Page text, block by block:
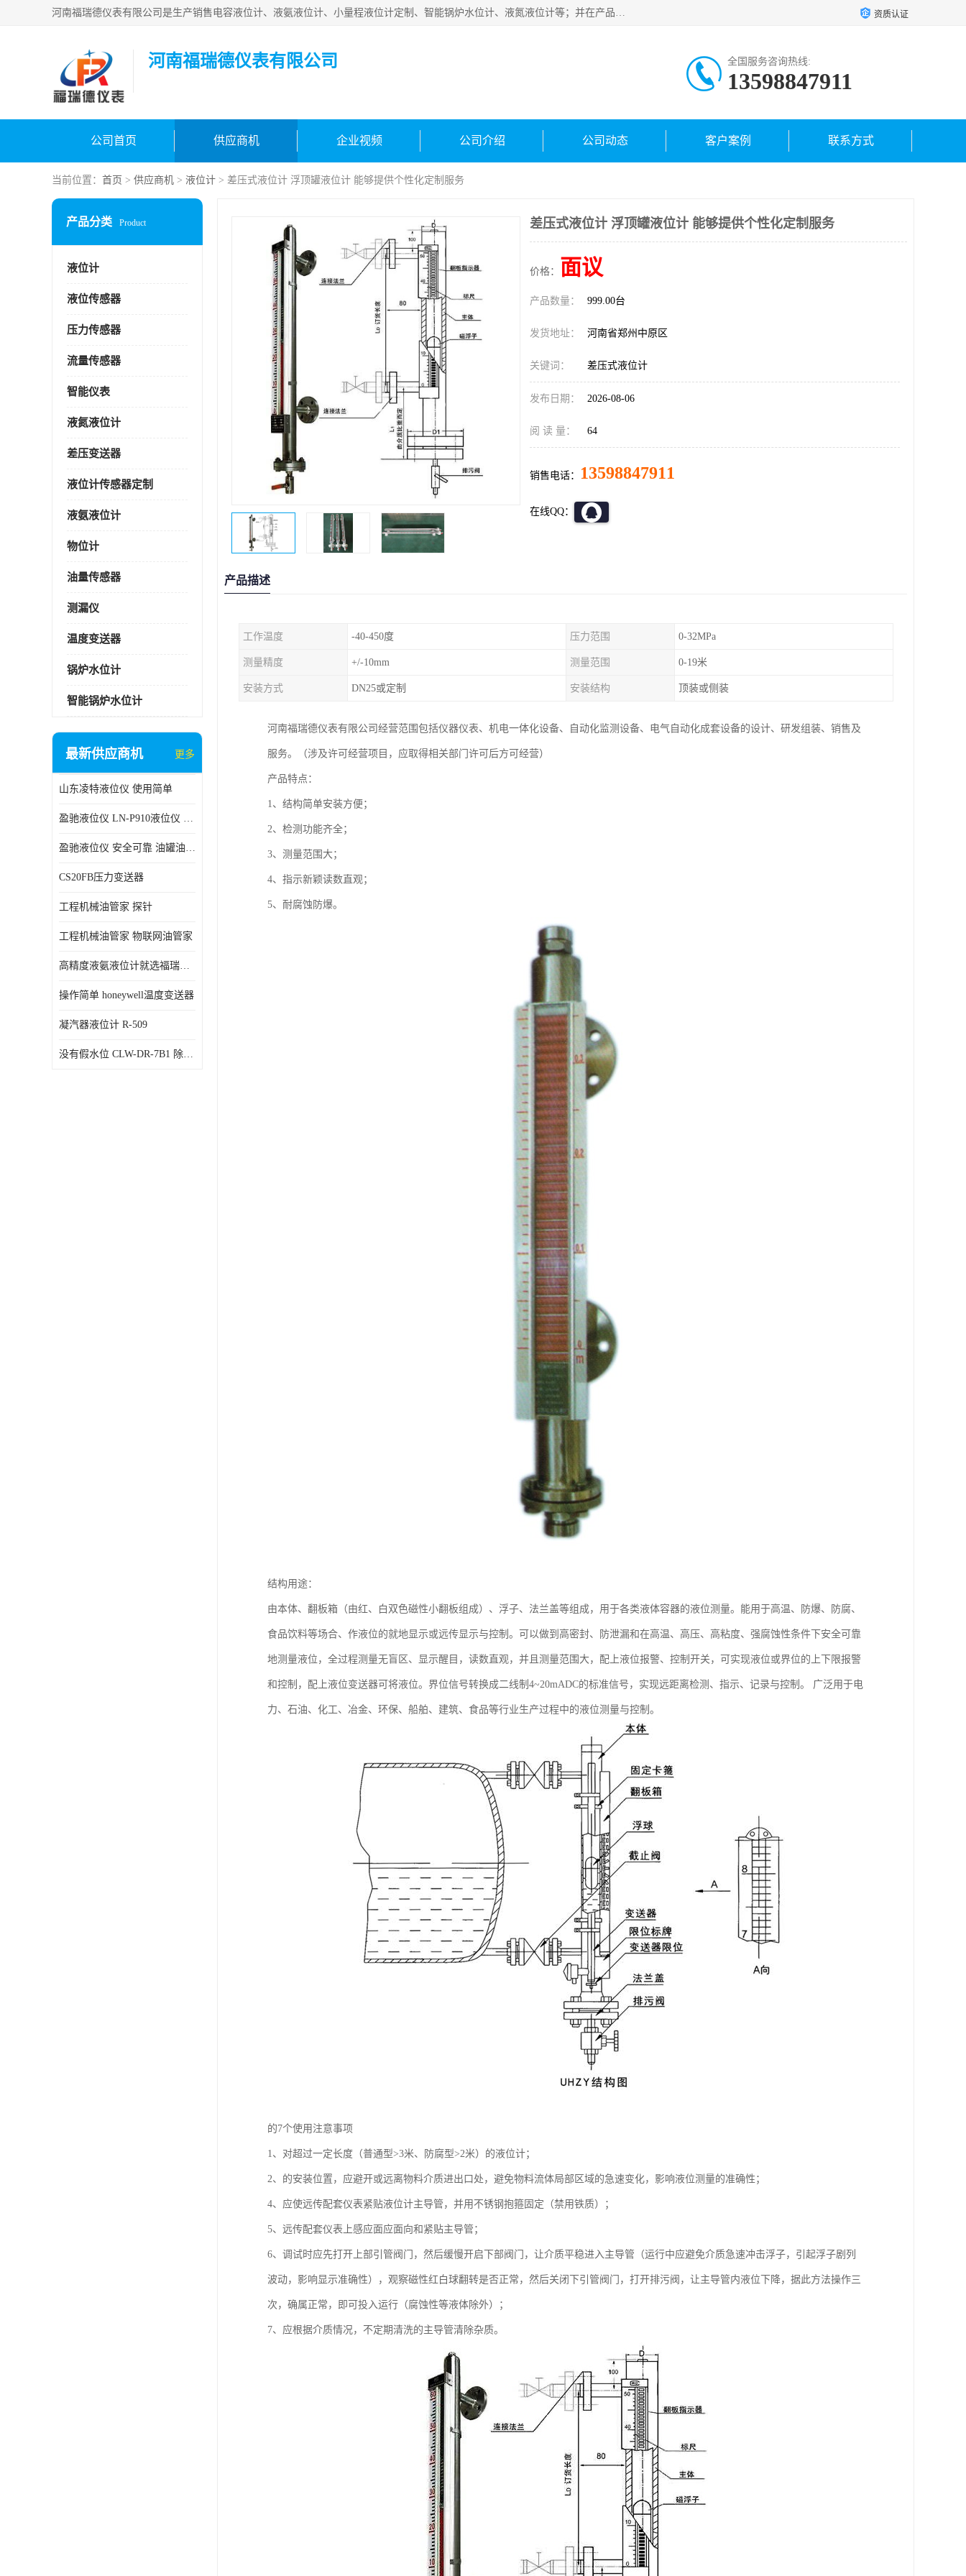
河南福瑞德仪表有限公司是生产销售电容液位计、液氨液位计、小量程液位计定制、智能锅炉水位计、液氮液位计等；并在产品开发、研制的过程中，吸取国内外仪器仪表的技术精华，建立了一支高、精、尖的科研开发队伍，使产品性能不断升级。 资质认证
河南福瑞德仪表有限公司 全国服务咨询热线:
13598847911
公司首页 供应商机 企业视频 公司介绍 公司动态 客户案例 联系方式
当前位置： 首页 > 供应商机 > 液位计 > 差压式液位计 浮顶罐液位计 能够提供个性化定制服务
产品分类 Product
液位计
液位传感器
压力传感器
流量传感器
智能仪表
液氮液位计
差压变送器
液位计传感器定制
液氨液位计
物位计
油量传感器
测漏仪
温度变送器
锅炉水位计
智能锅炉水位计
最新供应商机 更多
山东凌特液位仪 使用简单
盈驰液位仪 LN-P910液位仪 安全可靠
盈驰液位仪 安全可靠 油罐油位检测
CS20FB压力变送器
工程机械油管家 探针
工程机械油管家 物联网油管家
高精度液氨液位计就选福瑞德仪表
操作简单 honeywell温度变送器
凝汽器液位计 R-509
没有假水位 CLW-DR-7B1 除氧器水位测量
差压式液位计 浮顶罐液位计 能够提供个性化定制服务
价格： 面议
产品数量： 999.00台
发货地址： 河南省郑州中原区
关键词： 差压式液位计
发布日期： 2026-08-06
阅 读 量： 64
销售电话： 13598847911
在线QQ：
产品描述
工作温度 -40-450度 压力范围 0-32MPa
测量精度 +/-10mm 测量范围 0-19米
安装方式 DN25或定制 安装结构 顶装或侧装
河南福瑞德仪表有限公司经营范围包括仪器仪表、机电一体化设备、自动化监测设备、电气自动化成套设备的设计、研发组装、销售及
服务。（涉及许可经营项目，应取得相关部门许可后方可经营）
产品特点：
1、结构简单安装方便；
2、检测功能齐全；
3、测量范围大；
4、指示新颖读数直观；
5、耐腐蚀防爆。
结构用途：
由本体、翻板箱（由红、白双色磁性小翻板组成）、浮子、法兰盖等组成，用于各类液体容器的液位测量。能用于高温、防爆、防腐、
食品饮料等场合、作液位的就地显示或远传显示与控制。可以做到高密封、防泄漏和在高温、高压、高粘度、强腐蚀性条件下安全可靠
地测量液位，全过程测量无盲区、显示醒目，读数直观，并且测量范围大，配上液位报警、控制开关，可实现液位或界位的上下限报警
和控制，配上液位变送器可将液位。界位信号转换成二线制4~20mADC的标准信号，实现远距离检测、指示、记录与控制。 广泛用于电
力、石油、化工、冶金、环保、船舶、建筑、食品等行业生产过程中的液位测量与控制。
的7个使用注意事项
1、对超过一定长度（普通型>3米、防腐型>2米）的液位计；
2、的安装位置，应避开或远离物料介质进出口处，避免物料流体局部区域的急速变化，影响液位测量的准确性；
4、应使远传配套仪表紧贴液位计主导管，并用不锈钢抱箍固定（禁用铁质）；
5、远传配套仪表上感应面应面向和紧贴主导管；
6、调试时应先打开上部引管阀门，然后缓慢开启下部阀门，让介质平稳进入主导管（运行中应避免介质急速冲击浮子，引起浮子剧列
波动，影响显示准确性），观察磁性红白球翻转是否正常，然后关闭下引管阀门，打开排污阀，让主导管内液位下降，据此方法操作三
次，确属正常，即可投入运行（腐蚀性等液体除外）；
7、应根据介质情况，不定期清洗的主导管清除杂质。